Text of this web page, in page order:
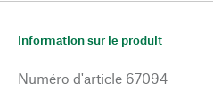
Information sur le produit
Numéro d'article 67094